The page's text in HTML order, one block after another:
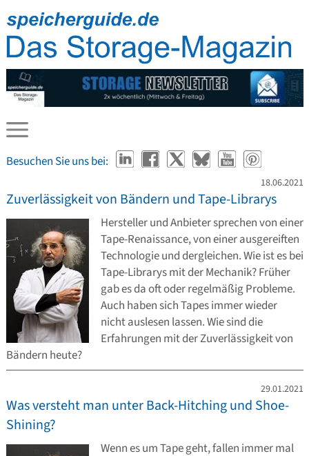
Besuchen Sie uns bei:
18.06.2021
Zuverlässigkeit von Bändern und Tape-Librarys
Hersteller und Anbieter sprechen von einer
Tape-Renaissance, von einer ausgereiften
Technologie und dergleichen. Wie ist es bei
Tape-Librarys mit der Mechanik? Früher
gab es da oft oder regelmäßig Probleme.
Auch haben sich Tapes immer wieder
nicht auslesen lassen. Wie sind die
Erfahrungen mit der Zuverlässigkeit von
Bändern heute?
29.01.2021
Was versteht man unter Back-Hitching und Shoe-
Shining?
Wenn es um Tape geht, fallen immer mal